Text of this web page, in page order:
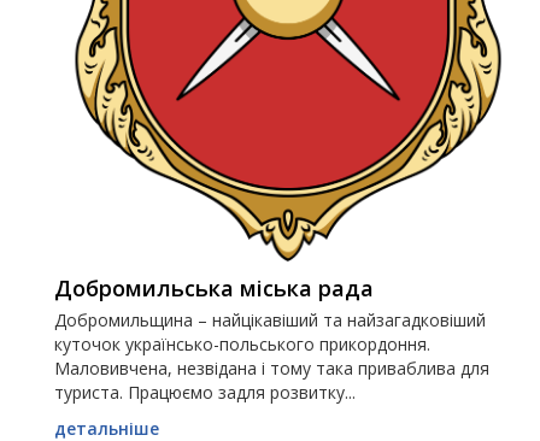
Добромильська міська рада
Добромильщина – найцікавіший та найзагадковіший
куточок українсько-польського прикордоння.
Маловивчена, незвідана і тому така приваблива для
туриста. Працюємо задля розвитку...
детальніше